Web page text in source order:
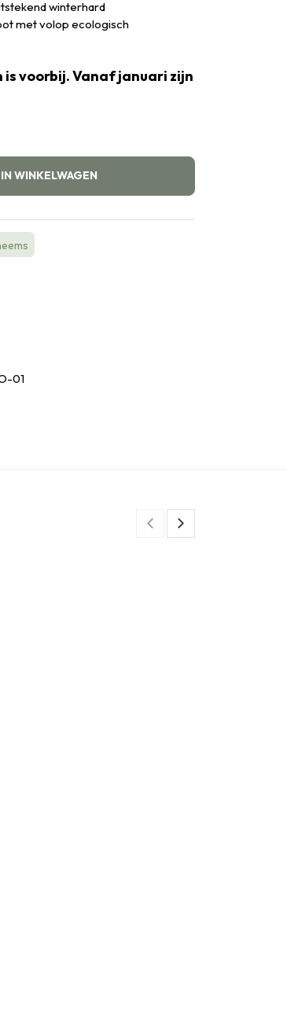
winterhard
met volop ecologisch
voorbij. Vanaf januari zijn
IN WINKELWAGEN
01